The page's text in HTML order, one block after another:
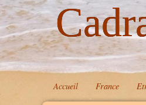
Accueil France